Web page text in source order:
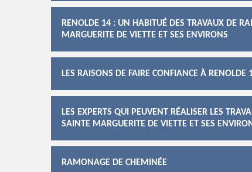
RENOLDE 14 : UN HABITUÉ DES TRAVAUX DE
MARGUERITE DE VIETTE ET SES ENVIRONS
LES RAISONS DE FAIRE CONFIANCE À
LES EXPERTS QUI PEUVENT RÉALISER LES
SAINTE MARGUERITE DE VIETTE ET SES
RAMONAGE DE CHEMINÉE